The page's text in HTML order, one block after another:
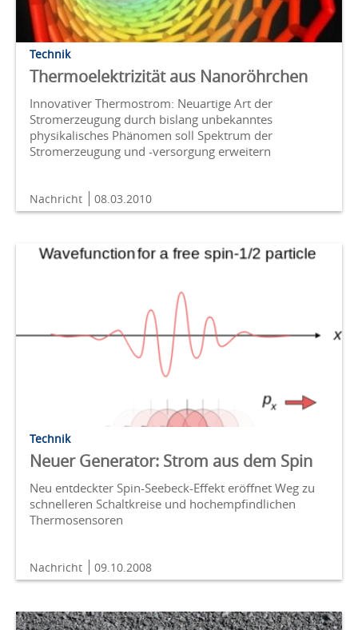
Technik
Thermoelektrizität aus Nanoröhrchen
Innovativer Thermostrom: Neuartige Art der
Stromerzeugung durch bislang unbekanntes
physikalisches Phänomen soll Spektrum der
Stromerzeugung und -versorgung erweitern
Nachricht 08.03.2010
Technik
Neuer Generator: Strom aus dem Spin
Neu entdeckter Spin-Seebeck-Effekt eröffnet Weg zu
schnelleren Schaltkreise und hochempfindlichen
Thermosensoren
Nachricht 09.10.2008